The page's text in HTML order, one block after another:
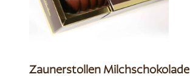
Zaunerstollen Milchschokolade